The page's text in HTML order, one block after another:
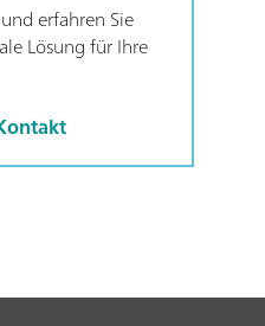
erfahren Sie
Lösung für Ihre